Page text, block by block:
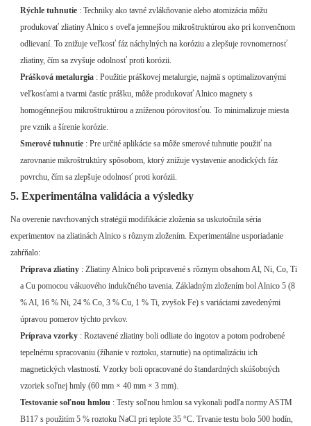
Rýchle tuhnutie : Techniky ako tavné zvlákňovanie alebo atomizácia môžu
produkovať zliatiny Alnico s oveľa jemnejšou mikroštruktúrou ako pri konvenčnom
odlievaní. To znižuje veľkosť fáz náchylných na koróziu a zlepšuje rovnomernosť
zliatiny, čím sa zvyšuje odolnosť proti korózii.
Prášková metalurgia : Použitie práškovej metalurgie, najmä s optimalizovanými
veľkosťami a tvarmi častíc prášku, môže produkovať Alnico magnety s
homogénnejšou mikroštruktúrou a zníženou pórovitosťou. To minimalizuje miesta
pre vznik a šírenie korózie.
Smerové tuhnutie : Pre určité aplikácie sa môže smerové tuhnutie použiť na
zarovnanie mikroštruktúry spôsobom, ktorý znižuje vystavenie anodických fáz
povrchu, čím sa zlepšuje odolnosť proti korózii.
5. Experimentálna validácia a výsledky
Na overenie navrhovaných stratégií modifikácie zloženia sa uskutočnila séria
experimentov na zliatinách Alnico s rôznym zložením. Experimentálne usporiadanie
zahŕňalo:
Príprava zliatiny : Zliatiny Alnico boli pripravené s rôznym obsahom Al, Ni, Co, Ti
a Cu pomocou vákuového indukčného tavenia. Základným zložením bol Alnico 5 (8
% Al, 16 % Ni, 24 % Co, 3 % Cu, 1 % Ti, zvyšok Fe) s variáciami zavedenými
úpravou pomerov týchto prvkov.
Príprava vzorky : Roztavené zliatiny boli odliate do ingotov a potom podrobené
tepelnému spracovaniu (žíhanie v roztoku, starnutie) na optimalizáciu ich
magnetických vlastností. Vzorky boli opracované do štandardných skúšobných
vzoriek soľnej hmly (60 mm × 40 mm × 3 mm).
Testovanie soľnou hmlou : Testy soľnou hmlou sa vykonali podľa normy ASTM
B117 s použitím 5 % roztoku NaCl pri teplote 35 °C. Trvanie testu bolo 500 hodín,